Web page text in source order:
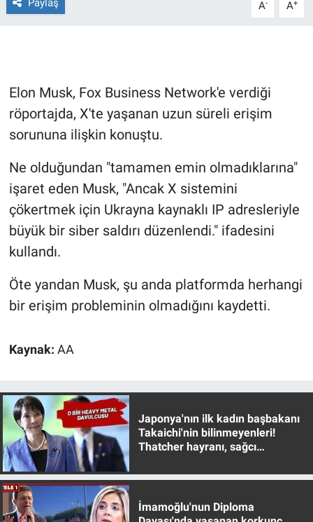
Paylaş A- A+
Elon Musk, Fox Business Network'e verdiği
röportajda, X'te yaşanan uzun süreli erişim
sorununa ilişkin konuştu.
Ne olduğundan "tamamen emin olmadıklarına"
işaret eden Musk, "Ancak X sistemini
çökertmek için Ukrayna kaynaklı IP adresleriyle
büyük bir siber saldırı düzenlendi." ifadesini
kullandı.
Öte yandan Musk, şu anda platformda herhangi
bir erişim probleminin olmadığını kaydetti.
Kaynak: AA
Japonya'nın ilk kadın başbakanı
Takaichi'nin bilinmeyenleri!
Thatcher hayranı, sağcı
İmamoğlu'nun Diploma
Gün Başlıyor
Gün Ortası
Gündem Özel
Haber
İlan
Koronavirüs
Nedir
Popüler
Programlar
Sağlık